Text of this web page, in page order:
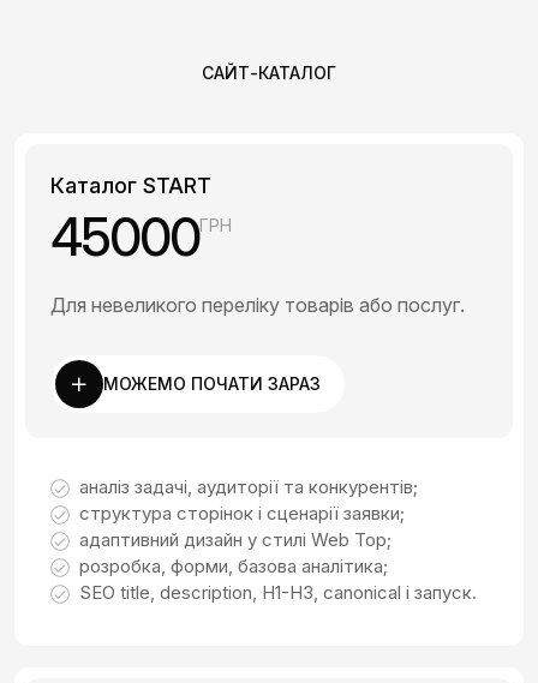
САЙТ-КАТАЛОГ
Каталог START
45000ГРН
Для невеликого переліку товарів або послуг.
МОЖЕМО ПОЧАТИ ЗАРАЗ
аналіз задачі, аудиторії та конкурентів;
структура сторінок і сценарії заявки;
адаптивний дизайн у стилі Web Top;
розробка, форми, базова аналітика;
SEO title, description, H1-H3, canonical і запуск.